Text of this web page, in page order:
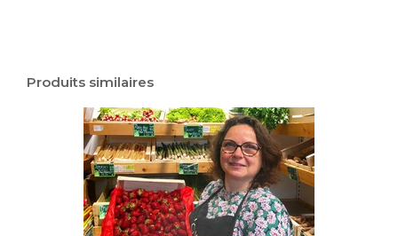
Produits similaires